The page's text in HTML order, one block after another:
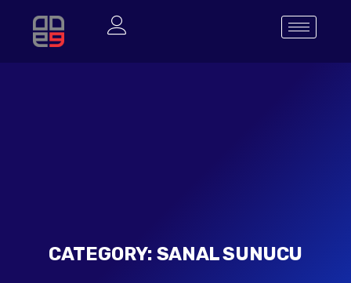
CATEGORY: SANAL SUNUCU